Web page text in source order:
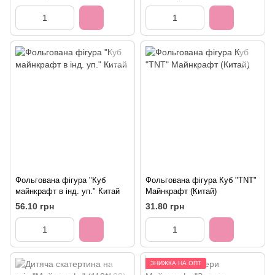
Фольгована фігура "Куб
майнкрафт в інд. уп." Китай
56.10 грн
Фольгована фігура Куб "TNT"
Майнкрафт (Китай)
31.80 грн
ЗНИЖКА НА ОПТ